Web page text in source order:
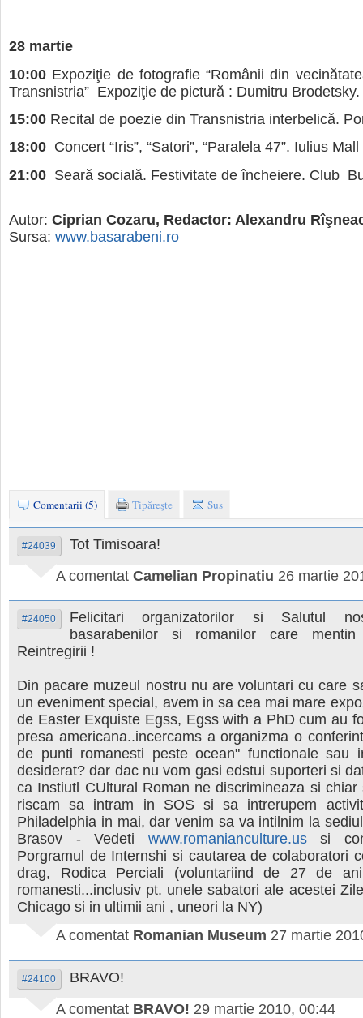
28 martie
10:00 Expoziţie de fotografie “Românii din
Transnistria” Expoziţie de pictură : Dumitru Brodetsky.
15:00 Recital de poezie din Transnistria interbelică.
18:00 Concert “Iris”, “Satori”, “Paralela 47”. Iulius
21:00 Seară socială. Festivitate de încheiere. Club
Autor: Ciprian Cozaru, Redactor: Alexandru
Sursa: www.basarabeni.ro
Comentarii (5) Tipăreşte Sus
#24039
Tot Timisoara!
A comentat Camelian Propinatiu 26 martie
#24050
Felicitari organizatorilor si Salutul
basarabenilor si romanilor care
Reintregirii !
Din pacare muzeul nostru nu are voluntari cu care
un eveniment special, avem in sa cea mai mare
de Easter Exquiste Egss, Egss with a PhD cum au
presa americana..incercams a organizma o
de punti romanesti peste ocean" functionale sau
desiderat? dar dac nu vom gasi edstui suporteri si
ca Instiutl CUltural Roman ne discrimineaza si chiar
riscam sa intram in SOS si sa intrerupem
Philadelphia in mai, dar venim sa va intilnim la
Brasov - Vedeti www.romanianculture.ussi
Porgramul de Internshi si cautarea de colaboratori
drag, Rodica Perciali (voluntariind de 27 de
romanesti...inclusiv pt. unele sabatori ale acestei
Chicago si in ultimii ani , uneori la NY)
A comentat Romanian Museum 27 martie
#24100
BRAVO!
A comentat BRAVO! 29 martie 2010, 00:44